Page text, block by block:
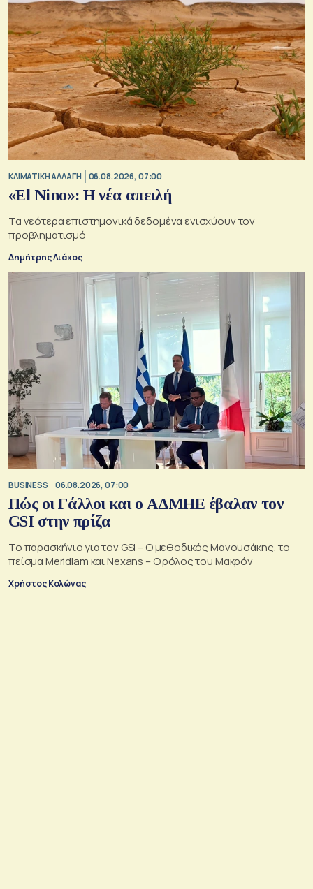
ΚΛΙΜΑΤΙΚΗ ΑΛΛΑΓΗ 06.08.2026, 07:00
«El Nino»: Η νέα απειλή
Τα νεότερα επιστημονικά δεδομένα ενισχύουν τον
προβληματισμό
Δημήτρης Λιάκος
BUSINESS 06.08.2026, 07:00
Πώς οι Γάλλοι και ο ΑΔΜΗΕ έβαλαν τον
GSI στην πρίζα
Το παρασκήνιο για τον GSI – Ο μεθοδικός Μανουσάκης, το
πείσμα Meridiam και Nexans – Ο ρόλος του Μακρόν
Χρήστος Κολώνας